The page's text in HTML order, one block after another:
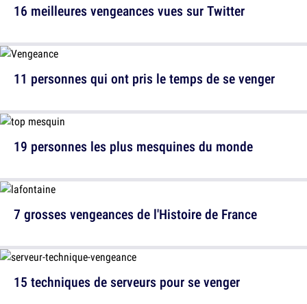
11 personnes qui ont pris le temps de se venger
7 grosses vengeances de l'Histoire de France
15 techniques de serveurs pour se venger
16 meilleures vengeances vues sur Twitter
19 personnes les plus mesquines du monde